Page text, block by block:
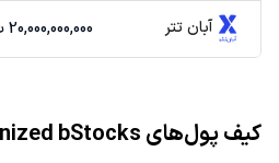
آبان تتر 20,000,000,000 ت
کیف پول‌های NVIDIA Tokenized bStocks